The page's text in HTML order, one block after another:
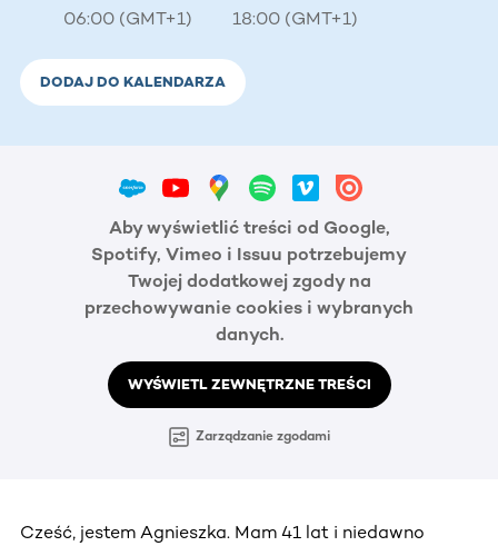
06:00 (GMT+1) 18:00 (GMT+1)
DODAJ DO KALENDARZA
Aby wyświetlić treści od Google,
Spotify, Vimeo i Issuu potrzebujemy
Twojej dodatkowej zgody na
przechowywanie cookies i wybranych
danych.
WYŚWIETL ZEWNĘTRZNE TREŚCI
Zarządzanie zgodami
Cześć, jestem Agnieszka. Mam 41 lat i niedawno